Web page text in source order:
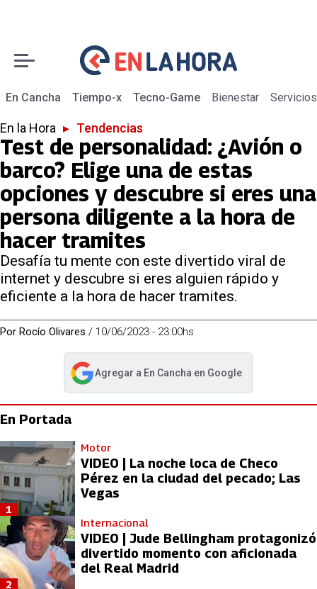
En Cancha Tiempo-x Tecno-Game Bienestar Servicios
En la Hora ▸ Tendencias
Test de personalidad: ¿Avión o
barco? Elige una de estas
opciones y descubre si eres una
persona diligente a la hora de
hacer tramites
Desafía tu mente con este divertido viral de
internet y descubre si eres alguien rápido y
eficiente a la hora de hacer tramites.
Por Rocío Olivares / 10/06/2023 - 23:00hs
Agregar a En Cancha en Google
abre en nueva pestaña
En Portada
Motor
VIDEO | La noche loca de Checo
Pérez en la ciudad del pecado; Las
Vegas
1
Internacional
VIDEO | Jude Bellingham protagonizó
divertido momento con aficionada
del Real Madrid
2